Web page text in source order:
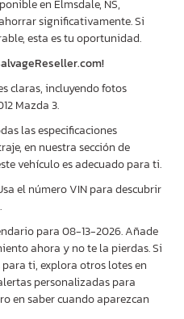
en Elmsdale, NS,
significativamente. Si
esta es tu oportunidad.
claras, incluyendo fotos
Mazda 3.
las especificaciones
en nuestra sección de
vehículo es adecuado para ti.
el número VIN para descubrir
para 08-13-2026. Añade
ahora y no te la pierdas. Si
ti, explora otros lotes en
personalizadas para
en saber cuando aparezcan